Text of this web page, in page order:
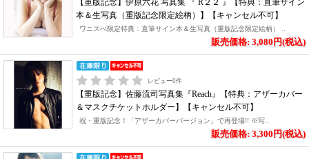
【重版記念】伊原六花 写真集 『 R２２ 』【特典：直筆サイン
本＆生写真（重版記念限定絵柄）】【キャンセル不可】
ワニスぺ限定特典：直筆サイン本＆生写真（重版記念限定絵柄） ..
販売価格: 3,080円(税込)
レビュー0件
【重版記念】佐藤流司写真集『Reach』【特典：アザーカバー
＆マスクチケットホルダー】【キャンセル不可】
祝・重版記念！「アザーカバーバージョン」で再登場!! ※写..
販売価格: 3,300円(税込)